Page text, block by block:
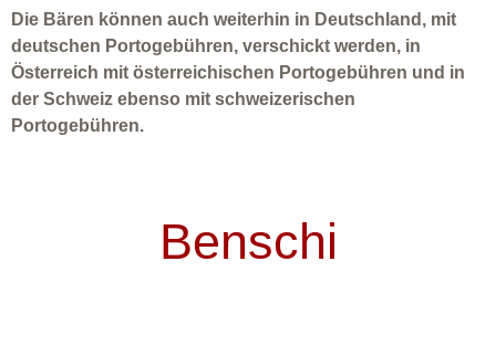
Die Bären können auch weiterhin in Deutschland, mit
deutschen Portogebühren, verschickt werden, in
Österreich mit österreichischen Portogebühren und in
der Schweiz ebenso mit schweizerischen
Portogebühren.
Benschi